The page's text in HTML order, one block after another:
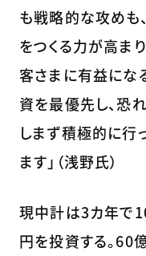
も戦略的な攻めも
をつくる力が高まり
客さまに有益にな
資を最優先し、恐
しまず積極的に行
ます」（浅野氏）
現中計は3カ年で
円を投資する。60